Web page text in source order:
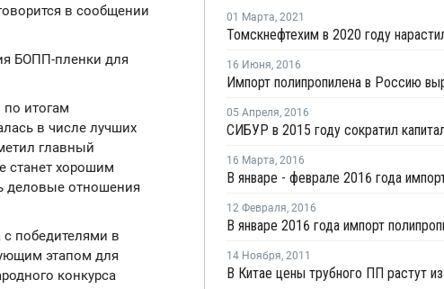
в сообщении
БОПП-пленки для
итогам
в числе лучших
главный
станет хорошим
деловые отношения
победителями в
этапом для
конкурса
01 Марта, 2021
16 Июня, 2016
05 Апреля, 2016
16 Марта, 2016
12 Февраля, 2016
14 Ноября, 2011